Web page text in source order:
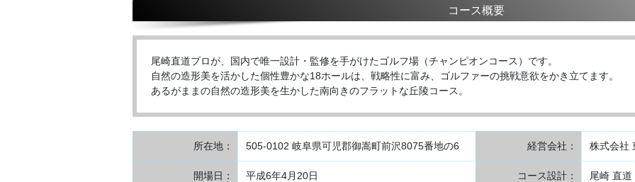
コース概要
尾崎直道プロが、国内で唯一設計・監修を手がけたゴルフ場（チャンピオンコース）です。
自然の造形美を活かした個性豊かな18ホールは、戦略性に富み、ゴルファーの挑戦意欲をかき立てます。
あるがままの自然の造形美を生かした南向きのフラットな丘陵コース。
所在地： 505-0102 岐阜県可児郡御嵩町前沢8075番地の6 経営会社： 株式会社
開場日： 平成6年4月20日 コース設計： 尾崎 直道